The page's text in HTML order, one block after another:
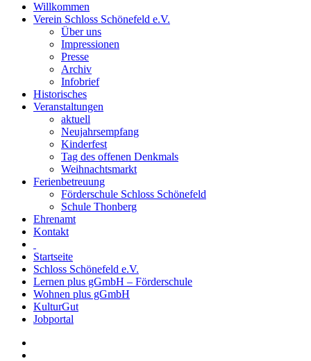
Willkommen
Verein Schloss Schönefeld e.V.
Über uns
Impressionen
Presse
Archiv
Infobrief
Historisches
Veranstaltungen
aktuell
Neujahrsempfang
Kinderfest
Tag des offenen Denkmals
Weihnachtsmarkt
Ferienbetreuung
Förderschule Schloss Schönefeld
Schule Thonberg
Ehrenamt
Kontakt
Startseite
Schloss Schönefeld e.V.
Lernen plus gGmbH – Förderschule
Wohnen plus gGmbH
KulturGut
Jobportal